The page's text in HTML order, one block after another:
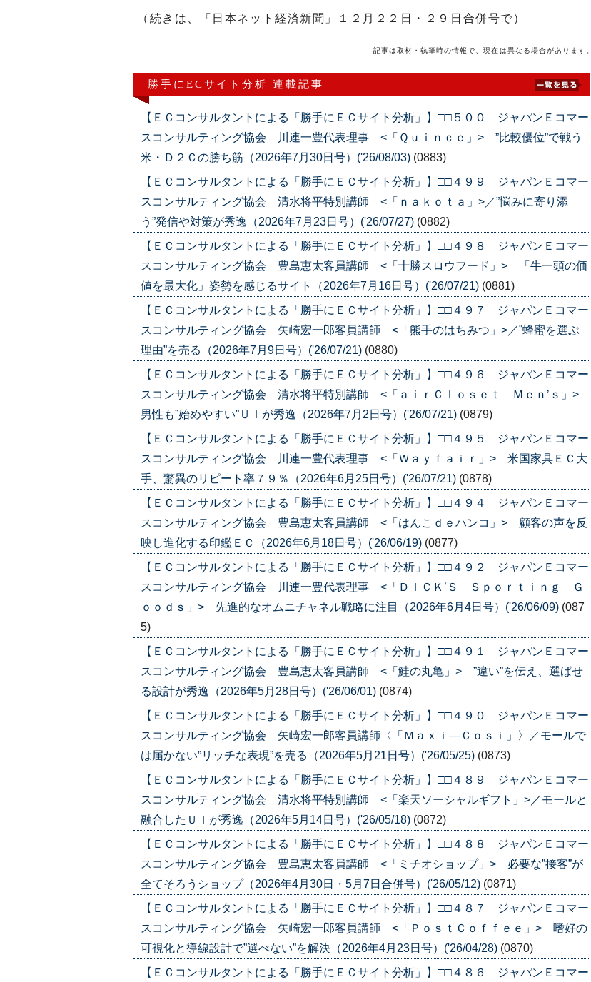
（続きは、「日本ネット経済新聞」１２月２２日・２９日合併号で）
記事は取材・執筆時の情報で、現在は異なる場合があります。
勝手にECサイト分析 連載記事
【ＥＣコンサルタントによる「勝手にＥＣサイト分析」】□□５００ ジャパンＥコマー
スコンサルティング協会 川連一豊代表理事 <「Ｑｕｉｎｃｅ」> ”比較優位”で戦う
米・Ｄ２Ｃの勝ち筋（2026年7月30日号）('26/08/03) (0883)
【ＥＣコンサルタントによる「勝手にＥＣサイト分析」】□□４９９ ジャパンＥコマー
スコンサルティング協会 清水将平特別講師 <「ｎａｋｏｔａ」>／”悩みに寄り添
う”発信や対策が秀逸（2026年7月23日号）('26/07/27) (0882)
【ＥＣコンサルタントによる「勝手にＥＣサイト分析」】□□４９８ ジャパンＥコマー
スコンサルティング協会 豊島恵太客員講師 <「十勝スロウフード」> 「牛一頭の価
値を最大化」姿勢を感じるサイト（2026年7月16日号）('26/07/21) (0881)
【ＥＣコンサルタントによる「勝手にＥＣサイト分析」】□□４９７ ジャパンＥコマー
スコンサルティング協会 矢崎宏一郎客員講師 <「熊手のはちみつ」>／”蜂蜜を選ぶ
理由”を売る（2026年7月9日号）('26/07/21) (0880)
【ＥＣコンサルタントによる「勝手にＥＣサイト分析」】□□４９６ ジャパンＥコマー
スコンサルティング協会 清水将平特別講師 <「ａｉｒＣｌｏｓｅｔ Ｍｅｎ’ｓ」>
男性も”始めやすい”ＵＩが秀逸（2026年7月2日号）('26/07/21) (0879)
【ＥＣコンサルタントによる「勝手にＥＣサイト分析」】□□４９５ ジャパンＥコマー
スコンサルティング協会 川連一豊代表理事 <「Ｗａｙｆａｉｒ」> 米国家具ＥＣ大
手、驚異のリピート率７９％（2026年6月25日号）('26/07/21) (0878)
【ＥＣコンサルタントによる「勝手にＥＣサイト分析」】□□４９４ ジャパンＥコマー
スコンサルティング協会 豊島恵太客員講師 <「はんこｄｅハンコ」> 顧客の声を反
映し進化する印鑑ＥＣ（2026年6月18日号）('26/06/19) (0877)
【ＥＣコンサルタントによる「勝手にＥＣサイト分析」】□□４９２ ジャパンＥコマー
スコンサルティング協会 川連一豊代表理事 <「ＤＩＣＫ’Ｓ Ｓｐｏｒｔｉｎｇ Ｇ
ｏｏｄｓ」> 先進的なオムニチャネル戦略に注目（2026年6月4日号）('26/06/09) (087
5)
【ＥＣコンサルタントによる「勝手にＥＣサイト分析」】□□４９１ ジャパンＥコマー
スコンサルティング協会 豊島恵太客員講師 <「鮭の丸亀」> ”違い”を伝え、選ばせ
る設計が秀逸（2026年5月28日号）('26/06/01) (0874)
【ＥＣコンサルタントによる「勝手にＥＣサイト分析」】□□４９０ ジャパンＥコマー
スコンサルティング協会 矢崎宏一郎客員講師〈「Ｍａｘｉ―Ｃｏｓｉ」〉／モールで
は届かない”リッチな表現”を売る（2026年5月21日号）('26/05/25) (0873)
【ＥＣコンサルタントによる「勝手にＥＣサイト分析」】□□４８９ ジャパンＥコマー
スコンサルティング協会 清水将平特別講師 <「楽天ソーシャルギフト」>／モールと
融合したＵＩが秀逸（2026年5月14日号）('26/05/18) (0872)
【ＥＣコンサルタントによる「勝手にＥＣサイト分析」】□□４８８ ジャパンＥコマー
スコンサルティング協会 豊島恵太客員講師 <「ミチオショップ」> 必要な”接客”が
全てそろうショップ（2026年4月30日・5月7日合併号）('26/05/12) (0871)
【ＥＣコンサルタントによる「勝手にＥＣサイト分析」】□□４８７ ジャパンＥコマー
スコンサルティング協会 矢崎宏一郎客員講師 <「ＰｏｓｔＣｏｆｆｅｅ」> 嗜好の
可視化と導線設計で”選べない”を解決（2026年4月23日号）('26/04/28) (0870)
【ＥＣコンサルタントによる「勝手にＥＣサイト分析」】□□４８６ ジャパンＥコマー